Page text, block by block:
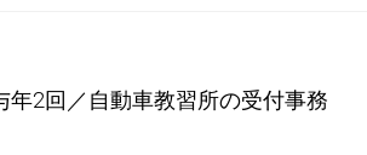
年2回／自動車教習所の受付事務